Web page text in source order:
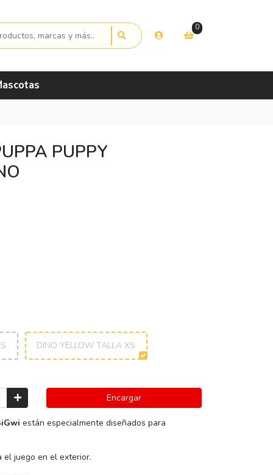
0
PUPPY
DINO YELLOW TALLA XS
Encargar
están especialmente diseñados para
juego en el exterior.